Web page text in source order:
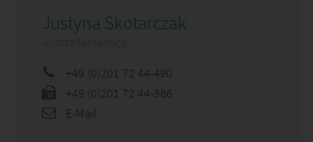
Justyna Skotarczak
+49 (0)201 72 44-490
+49 (0)201 72 44-386
E-Mail